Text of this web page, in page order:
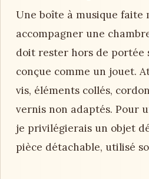
Une boîte à musique faite
accompagner une
doit rester hors de portée
conçue comme un jouet.
vis, éléments collés,
vernis non adaptés. Pour
je privilégierais un objet
pièce détachable, utilisé